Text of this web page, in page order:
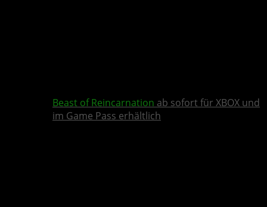
Beast of Reincarnation ab sofort für XBOX und
im Game Pass erhältlich